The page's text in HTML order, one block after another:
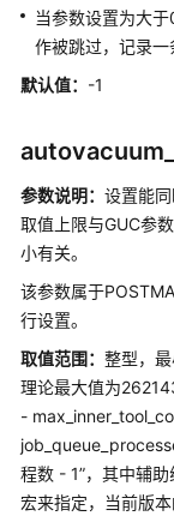
系
统
述
管
数
据
全
数
据
库
使
用
门
当参数设置为大
作被跳过，记录一
默认值： -1
参数说明： 设置能
取值上限与GUC参
小有关。
该参数属于
行设置。
取值范围： 整型，
理论最大值为
-
程数 - 1”，其中辅
宏来指定，当前版